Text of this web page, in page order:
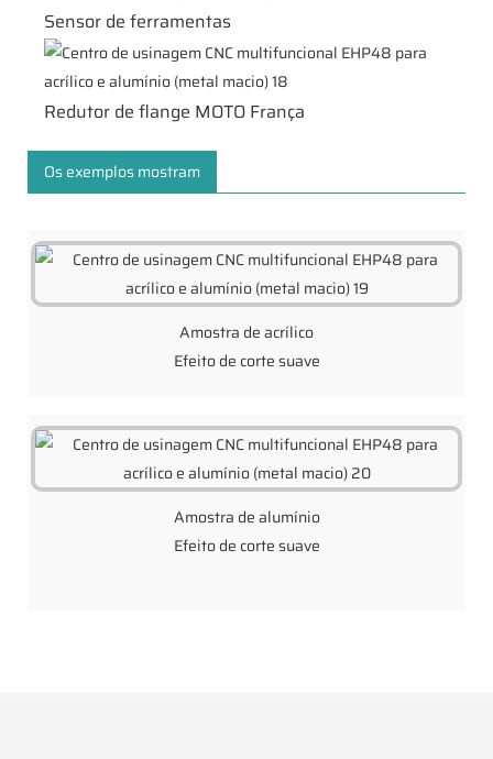
Sensor de ferramentas
Redutor de flange MOTO França
Os exemplos mostram
Amostra de acrílico
Efeito de corte suave
Amostra de alumínio
Efeito de corte suave